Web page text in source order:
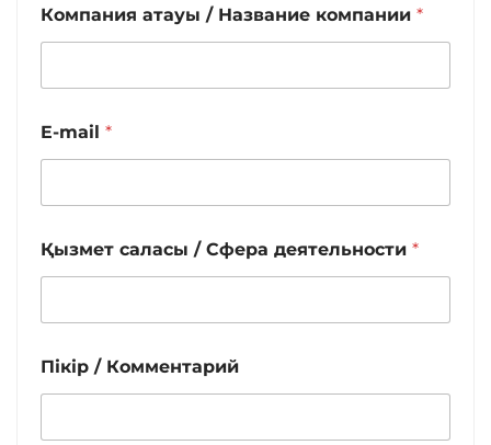
Компания атауы / Название компании *
E-mail *
Қызмет саласы / Сфера деятельности *
Пікір / Комментарий